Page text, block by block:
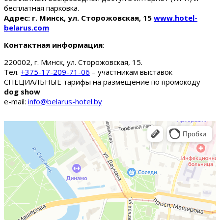
бесплатная парковка.
Адрес: г. Минск, ул. Сторожовская, 15 www.hotel-
belarus.com
Контактная информация:
220002, г. Минск, ул. Сторожовская, 15.
Тел. +375-17-209-71-06 – участникам выставок
СПЕЦИАЛЬНЫЕ тарифы на размещение по промокоду
dog show
e-mail: info@belarus-hotel.by